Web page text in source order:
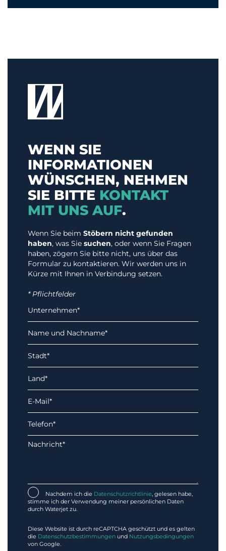
WENN SIE
INFORMATIONEN
WÜNSCHEN, NEHMEN
SIE BITTE KONTAKT
MIT UNS AUF.
Wenn Sie beim Stöbern nicht gefunden
haben, was Sie suchen, oder wenn Sie Fragen
haben, zögern Sie bitte nicht, uns über das
Formular zu kontaktieren. Wir werden uns in
Kürze mit Ihnen in Verbindung setzen.
* Pflichtfelder
Nachdem ich die Datenschutzrichtlinie, gelesen habe,
stimme ich der Verwendung meiner persönlichen Daten
durch Waterjet zu.
Diese Website ist durch reCAPTCHA geschützt und es gelten
die Datenschutzbestimmungen und Nutzungsbedingungen
von Google.